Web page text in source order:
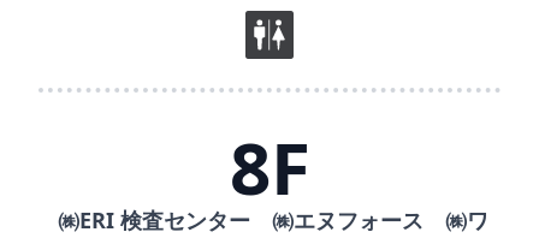
8F
㈱ERI 検査センター ㈱エヌフォース ㈱ワ